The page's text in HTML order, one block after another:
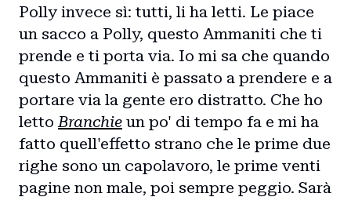
Polly invece sì: tutti, li ha letti. Le piace
un sacco a Polly, questo Ammaniti che ti
prende e ti porta via. Io mi sa che quando
questo Ammaniti è passato a prendere e a
portare via la gente ero distratto. Che ho
lettoBranchie un po' di tempo fa e mi ha
fatto quell'effetto strano che le prime due
righe sono un capolavoro, le prime venti
pagine non male, poi sempre peggio. Sarà